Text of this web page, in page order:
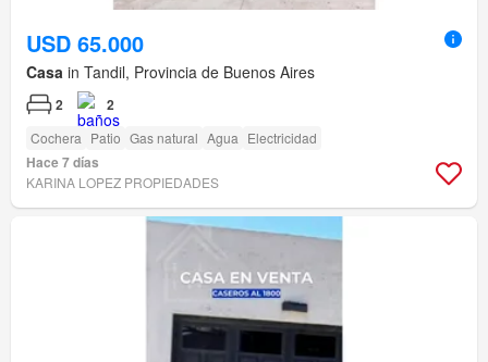
USD 65.000
Casa in Tandil, Provincia de Buenos Aires
2 2
Cochera Patio Gas natural Agua Electricidad
Hace 7 días
KARINA LOPEZ PROPIEDADES